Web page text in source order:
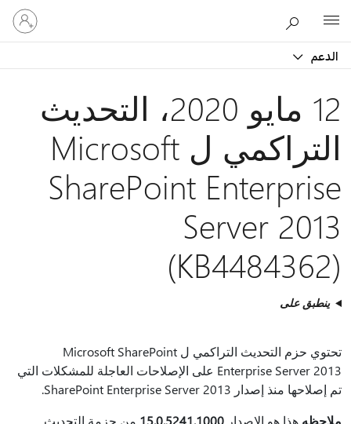
الدعم
تسجيل
الدخول
إلى
12 مايو 2020، التحديث
التراكمي ل Microsoft
SharePoint Enterprise
Server 2013
(KB4484362)
ينطبق على
تحتوي حزم التحديث التراكمي ل Microsoft SharePoint
Enterprise Server 2013 على الإصلاحات العاجلة للمشكلات التي
تم إصلاحها منذ إصدار SharePoint Enterprise Server 2013.
ملاحظه هذا هو الإصدار 15.0.5241.1000 من حزمة التحديث